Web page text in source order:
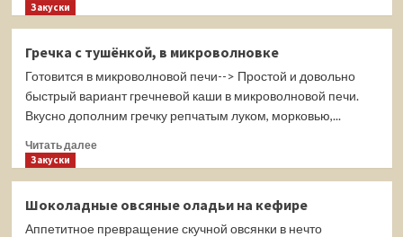
куриные
ножки
в
маринаде
Закуски
Гречка с тушёнкой, в микроволновке
Готовится в микроволновой печи--> Простой и довольно
быстрый вариант гречневой каши в микроволновой печи.
Вкусно дополним гречку репчатым луком, морковью,...
Читать далееПрочитать
с
тушёнкой,
Закуски
Шоколадные овсяные оладьи на кефире
Аппетитное превращение скучной овсянки в нечто